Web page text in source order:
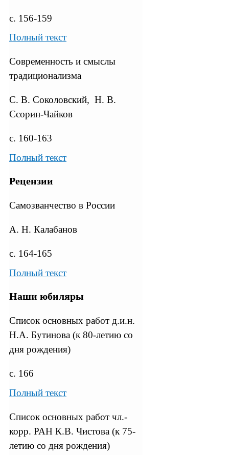
с. 156-159
Полный текст
Современность и смыслы
традиционализма
C. В. Соколовский, Н. В.
Ссорин-Чайков
с. 160-163
Полный текст
Рецензии
Самозванчество в России
А. Н. Калабанов
с. 164-165
Полный текст
Наши юбиляры
Список основных работ д.и.н.
Н.А. Бутинова (к 80-летию со
дня рождения)
с. 166
Полный текст
Список основных работ чл.-
корр. РАН К.В. Чистова (к 75-
летию со дня рождения)